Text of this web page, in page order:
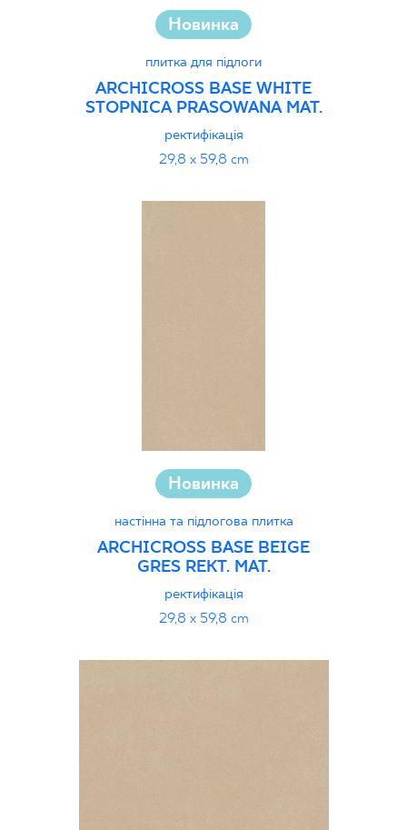
Новинка
плитка для підлоги
ARCHICROSS BASE WHITE
STOPNICA PRASOWANA MAT.
ректифікація
29,8 x 59,8 cm
Новинка
настінна та підлогова плитка
ARCHICROSS BASE BEIGE
GRES REKT. MAT.
ректифікація
29,8 x 59,8 cm